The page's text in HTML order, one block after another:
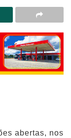
abertas, nos